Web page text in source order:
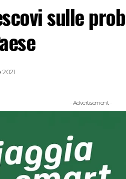
sulle
- Advertisement -